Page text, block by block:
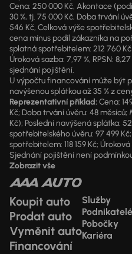
Cena: 250 000 Kč, Akontace
30 %, tj. 75 000 Kč, Doba trvání
546 Kč, Celková výše
cena mínus podíl zákazníka na
splatná spotřebitelem: 212 760
Úroková sazba: 7,97 %, RPSN:
sjednání pojištění.
U výpočtu financování může být
navýšenou splátkou až 35 % z
Reprezentativní příklad:Cena:
Kč; Doba trvání úvěru: 48 měsíců;
Kč); Poslední navýšená splátka:
spotřebitelského úvěru: 97 499
spotřebitelem: 118 159 Kč; Úroková
Sjednání pojištění není
Zobrazit vše
Koupit auto
Prodat auto
Vyměnit auto
Financování
Služby
Pobočky
Kariéra